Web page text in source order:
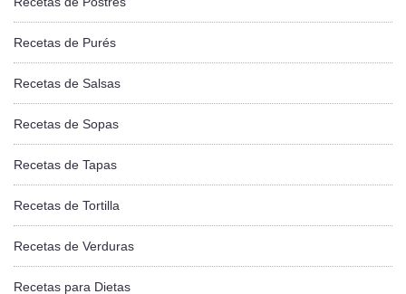
Recetas de Purés
Recetas de Salsas
Recetas de Sopas
Recetas de Tapas
Recetas de Tortilla
Recetas de Verduras
Recetas para Dietas